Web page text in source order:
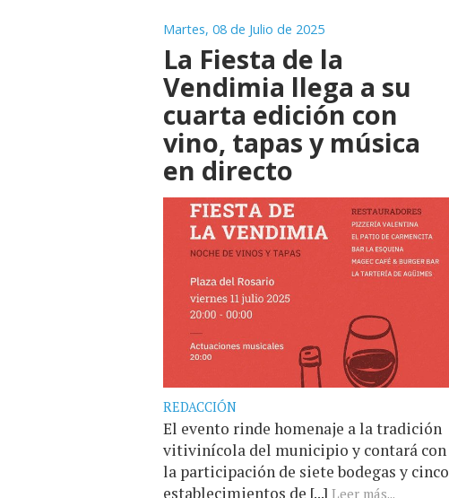
Martes, 08 de Julio de 2025
La Fiesta de la
Vendimia llega a su
cuarta edición con
vino, tapas y música
en directo
REDACCIÓN
El evento rinde homenaje a la tradición
vitivinícola del municipio y contará con
la participación de siete bodegas y cinco
establecimientos de [...] Leer más...